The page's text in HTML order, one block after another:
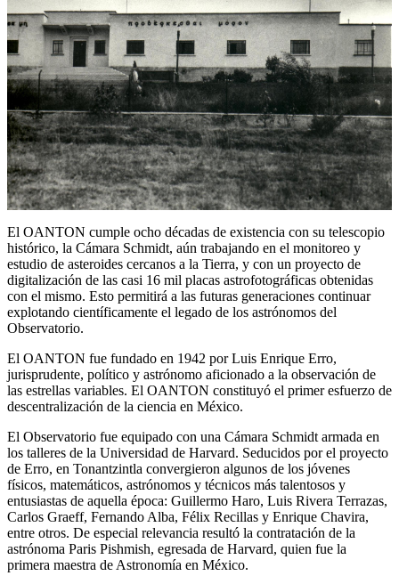
El OANTON cumple ocho décadas de existencia con su telescopio
histórico, la Cámara Schmidt, aún trabajando en el monitoreo y
estudio de asteroides cercanos a la Tierra, y con un proyecto de
digitalización de las casi 16 mil placas astrofotográficas obtenidas
con el mismo. Esto permitirá a las futuras generaciones continuar
explotando científicamente el legado de los astrónomos del
Observatorio.
El OANTON fue fundado en 1942 por Luis Enrique Erro,
jurisprudente, político y astrónomo aficionado a la observación de
las estrellas variables. El OANTON constituyó el primer esfuerzo de
descentralización de la ciencia en México.
El Observatorio fue equipado con una Cámara Schmidt armada en
los talleres de la Universidad de Harvard. Seducidos por el proyecto
de Erro, en Tonantzintla convergieron algunos de los jóvenes
físicos, matemáticos, astrónomos y técnicos más talentosos y
entusiastas de aquella época: Guillermo Haro, Luis Rivera Terrazas,
Carlos Graeff, Fernando Alba, Félix Recillas y Enrique Chavira,
entre otros. De especial relevancia resultó la contratación de la
astrónoma Paris Pishmish, egresada de Harvard, quien fue la
primera maestra de Astronomía en México.